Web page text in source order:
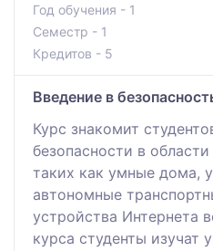
Год обучения - 1
Семестр - 1
Кредитов - 5
Введение в
Курс знакомит
безопасности в
таких как умные дома,
автономные
устройства Интернета
курса студенты изучат